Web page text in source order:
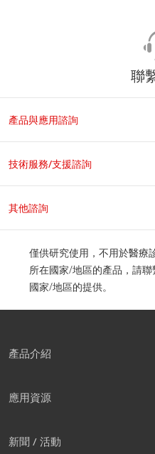
聯
產品與應用諮詢
技術服務/支援諮詢
其他諮詢
僅供研究使用，不用於醫療
所在國家/地區的產品，請
國家/地區的提供。
產品介紹
應用資源
新聞 / 活動